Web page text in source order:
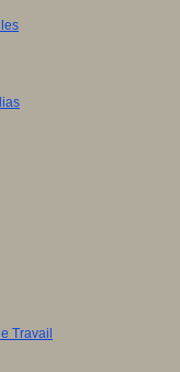
Travail